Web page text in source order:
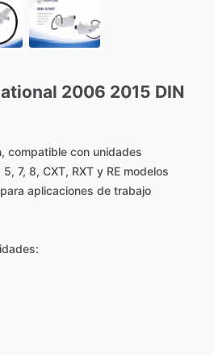
2006 2015 DIN
compatible con unidades
5, 7, 8, CXT, RXT y RE modelos
para aplicaciones de trabajo